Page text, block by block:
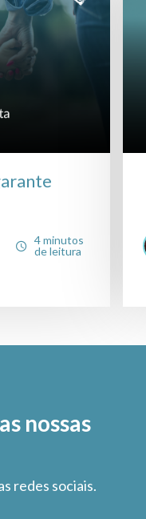
4 minutos
de leitura
nossas
redes sociais.